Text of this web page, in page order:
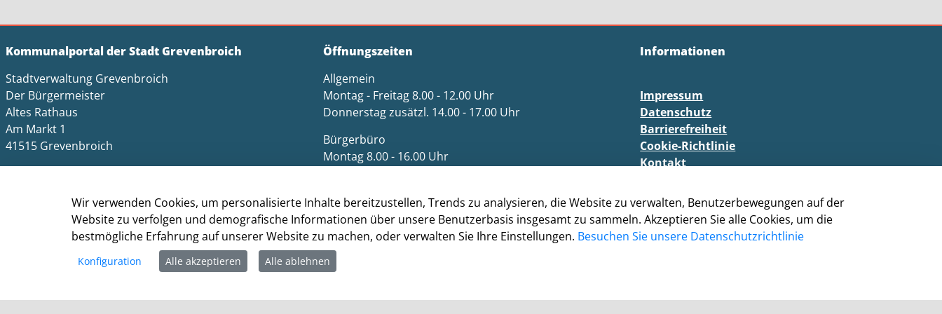
Kommunalportal der Stadt Grevenbroich
Stadtverwaltung Grevenbroich
Der Bürgermeister
Altes Rathaus
Am Markt 1
41515 Grevenbroich
info@grevenbroich.de
Öffnungszeiten
Allgemein
Montag - Freitag 8.00 - 12.00 Uhr
Donnerstag zusätzl. 14.00 - 17.00 Uhr
Bürgerbüro
Montag 8.00 - 16.00 Uhr
Donnerstag 9.00 - 18.00 Uhr
Freitag 8.00 - 12.30 Uhr
Ein Besuch des Bürgerbüros ist generell nur mit
Terminvereinbarung möglich. Termine können unter
Dokumentabholungen ist keine Terminvereinbarung
Informationen
Impressum
Datenschutz
Barrierefreiheit
Cookie-Richtlinie
Kontakt
Wir verwenden Cookies, um personalisierte Inhalte bereitzustellen, Trends zu analysieren, die Website zu verwalten, Benutzerbewegungen auf der
Website zu verfolgen und demografische Informationen über unsere Benutzerbasis insgesamt zu sammeln. Akzeptieren Sie alle Cookies, um die
bestmögliche Erfahrung auf unserer Website zu machen, oder verwalten Sie Ihre Einstellungen. Besuchen Sie unsere Datenschutzrichtlinie
Konfiguration Alle akzeptieren Alle ablehnen